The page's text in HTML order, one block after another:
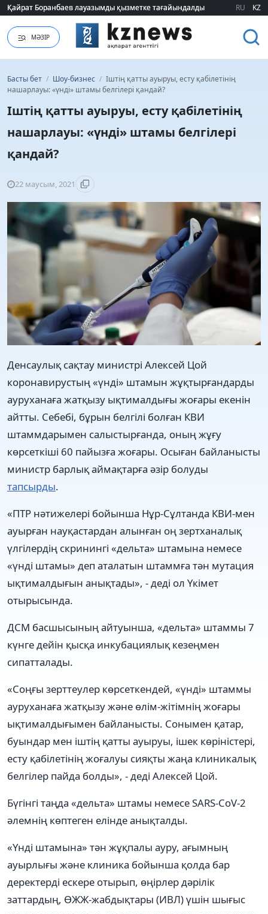
Қайрат Боранбаев лауазымды қызметке тағайындалды
Қайрат Боранбаев лауазымды қызметке тағайындалды RU KZ
МӘЗІР
Басты бет / Шоу-бизнес / Іштің қатты ауыруы, есту қабілетінің
нашарлауы: «үнді» штамы белгілері қандай?
Іштің қатты ауыруы, есту қабілетінің
нашарлауы: «үнді» штамы белгілері
қандай?
22 маусым, 2021
Денсаулық сақтау министрі Алексей Цой
коронавирустың «үнді» штамын жұқтырғандарды
ауруханаға жатқызу ықтималдығы жоғары екенін
айтты. Себебі, бұрын белгілі болған КВИ
штаммдарымен салыстырғанда, оның жұғу
көрсеткіші 60 пайызға жоғары. Осыған байланысты
министр барлық аймақтарға әзір болуды
тапсырды.
«ПТР нәтижелері бойынша Нұр-Сұлтанда КВИ-мен
ауырған науқастардан алынған оң зертханалық
үлгілердің скринингі «дельта» штамына немесе
«үнді штамы» деп аталатын штаммға тән мутация
ықтималдығын анықтады», - деді ол Үкімет
отырысында.
ДСМ басшысының айтуынша, «дельта» штаммы 7
күнге дейін қысқа инкубациялық кезеңмен
сипатталады.
«Соңғы зерттеулер көрсеткендей, «үнді» штаммы
ауруханаға жатқызу және өлім-жітімнің жоғары
ықтималдығымен байланысты. Сонымен қатар,
буындар мен іштің қатты ауыруы, ішек көріністері,
есту қабілетінің жоғалуы сияқты жаңа клиникалық
белгілер пайда болды», - деді Алексей Цой.
Бүгінгі таңда «дельта» штамы немесе SARS-CoV-2
әлемнің көптеген елінде анықталды.
«Үнді штамына» тән жұқпалы ауру, ағымның
ауырлығы және клиника бойынша қолда бар
деректерді ескере отырып, өңірлер дәрілік
заттардың, ӨЖЖ-жабдықтары (ИВЛ) үшін шығыс